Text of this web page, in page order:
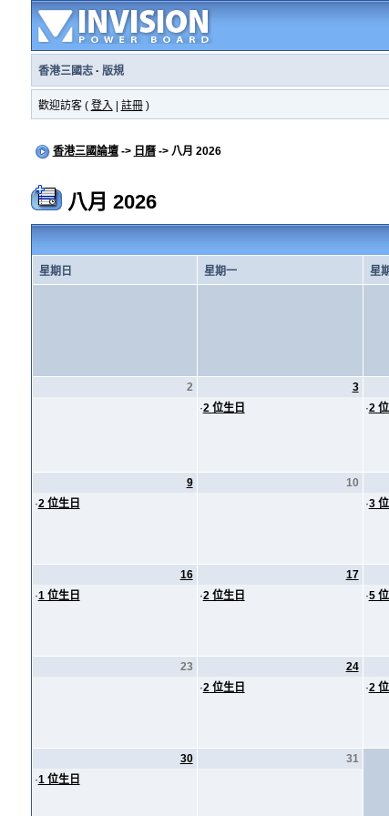
香港三國志· 版規
歡迎訪客 ( 登入 註冊)
香港三國論壇-> 日曆-> 八月 2026
八月 2026
星期日 星期一 星
2
3
·2 位生日
·2
9
·2 位生日
10
·3
16
·1 位生日
17
·2 位生日
·5
23
24
·2 位生日
·2
30
·1 位生日
31